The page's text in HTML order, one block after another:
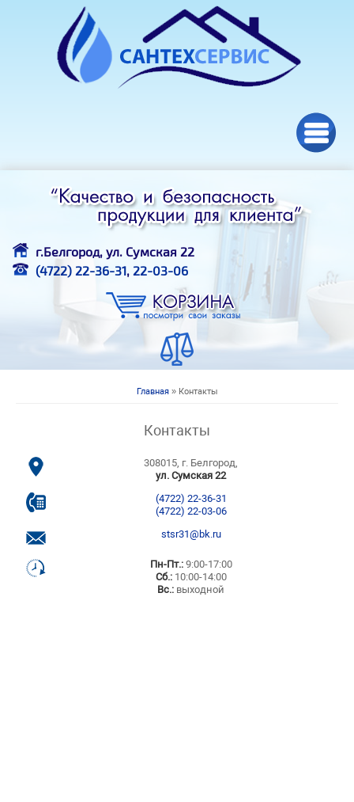
Перейти к основному содержанию
г.Белгород, ул. Сумская 22
(4722) 22-36-31, 22-03-06
Главная» Контакты
Контакты
308015, г. Белгород,
ул. Сумская 22
(4722) 22-36-31
(4722) 22-03-06
stsr31@bk.ru
Пн-Пт.:9:00-17:00
Сб.:10:00-14:00
Вс.: выходной